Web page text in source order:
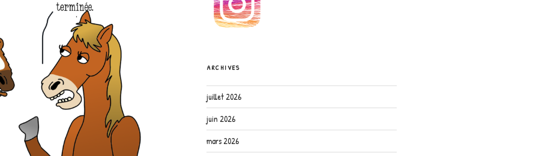
ARCHIVES
juillet 2026
juin 2026
mars 2026